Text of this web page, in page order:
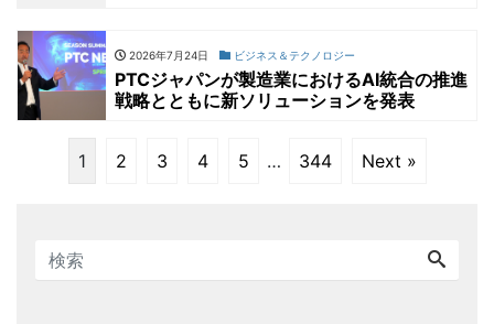
2026年7月24日 ビジネス＆テクノロジー
PTCジャパンが製造業におけるAI統合の推進
戦略とともに新ソリューションを発表
1 2 3 4 5 … 344 Next »